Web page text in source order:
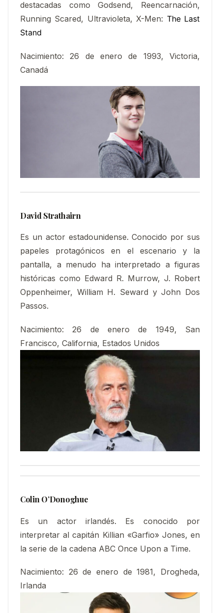
destacadas como Godsend, Reencarnación,
Running Scared, Ultravioleta, X-Men: The Last
Stand
Nacimiento:
26 de enero de 1993, Victoria,
Canadá
David Strathairn
Es un actor estadounidense. Conocido por sus
papeles protagónicos en el escenario y la
pantalla, a menudo ha interpretado a figuras
históricas como Edward R. Murrow, J. Robert
Oppenheimer, William H. Seward y John Dos
Passos.
Nacimiento:
26 de enero de 1949, San
Francisco, California, Estados Unidos
Colin O’Donoghue
Es un actor irlandés. Es conocido por
interpretar al capitán Killian «Garfio» Jones, en
la serie de la cadena ABC Once Upon a Time.
Nacimiento: 26 de enero de 1981, Drogheda,
Irlanda